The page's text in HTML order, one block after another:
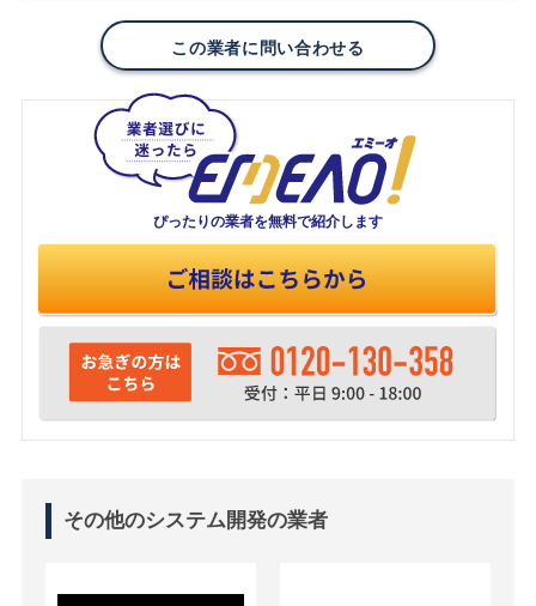
この業者に問い合わせる
ぴったりの業者を無料で紹介します
その他のシステム開発の業者